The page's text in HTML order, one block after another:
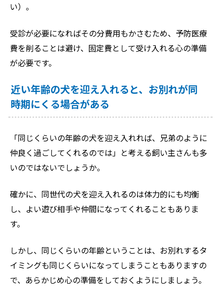
い）。
受診が必要になればその分費用もかさむため、予防医療
費を削ることは避け、固定費として受け入れる心の準備
が必要です。
近い年齢の犬を迎え入れると、お別れが同
時期にくる場合がある
「同じくらいの年齢の犬を迎え入れれば、兄弟のように
仲良く過ごしてくれるのでは」と考える飼い主さんも多
いのではないでしょうか。
確かに、同世代の犬を迎え入れるのは体力的にも均衡
し、よい遊び相手や仲間になってくれることもありま
す。
しかし、同じくらいの年齢ということは、お別れするタ
イミングも同じくらいになってしまうこともありますの
で、あらかじめ心の準備をしておくようにしましょう。